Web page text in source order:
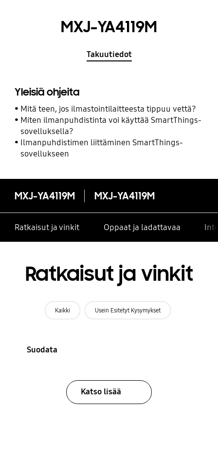
MXJ-YA4119M
Takuutiedot
Yleisiä ohjeita
Mitä teen, jos ilmastointilaitteesta tippuu vettä?
Miten ilmanpuhdistinta voi käyttää SmartThings-
sovelluksella?
Ilmanpuhdistimen liittäminen SmartThings-
sovellukseen
MXJ-YA4119M MXJ-YA4119M
Ratkaisut ja vinkit Oppaat ja ladattavaa
Ratkaisut ja vinkit
Kaikki Usein Esitetyt Kysymykset
Suodata
Katso lisää